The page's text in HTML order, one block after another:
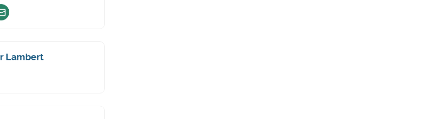
linkedin
Envoyer un email
Lambert
un email